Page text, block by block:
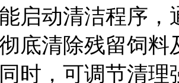
启动清洁程序，
底清除残留饲
时，可调节清